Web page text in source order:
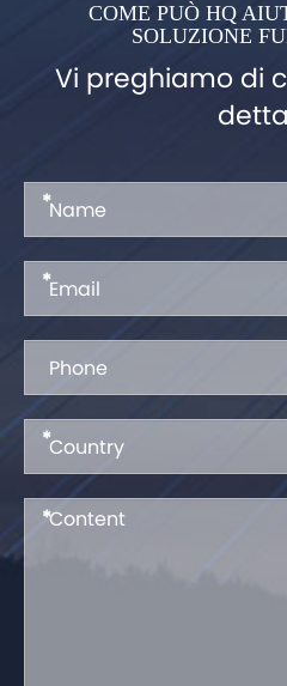
COME PUÒ HQ
SOLUZIONE
Vi preghiamo di
*
*
*
*